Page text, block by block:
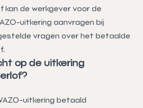
kan de werkgever voor de
uitkering aanvragen bij
vragen over het betaalde
op de uitkering
uitkering betaald